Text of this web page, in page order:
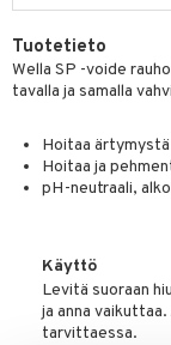
Tuotetieto
Wella SP -voide
tavalla ja samalla
Hoitaa ärtymystä
Hoitaa ja
pH-neutraali,
Käyttö
Levitä suoraan
ja anna
tarvittaessa.
hoito
& saippuat
& Viikset
poisto
hoito
& saippuat
10
2: Kirkastus
3: Kosteutus
ja Vartalonhoito
Happy
Miehille
& vastauksia